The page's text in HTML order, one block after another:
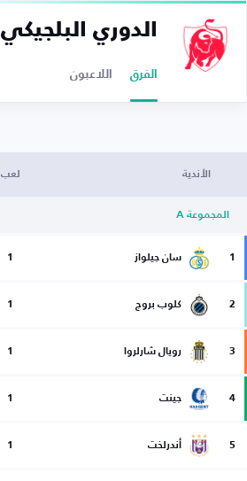
الدوري البلجيكي
الفرق اللاعبون
الأندية لعب
المجموعة A
1 سان جيلواز 1
2 كلوب بروج 1
3 رويال شارلروا 1
4 جينت 1
5 أندرلخت 1